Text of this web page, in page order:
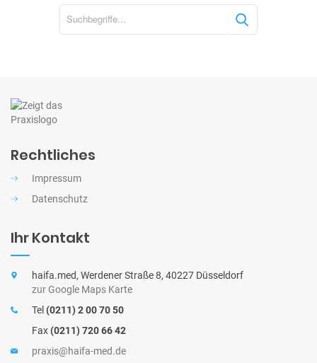
u
Rechtliches
Impressum
Datenschutz
Ihr Kontakt
haifa.med, Werdener Straße 8, 40227 Düsseldorf
zur Google Maps Karte
Tel (0211) 2 00 70 50
Fax(0211) 720 66 42
praxis@haifa-med.de